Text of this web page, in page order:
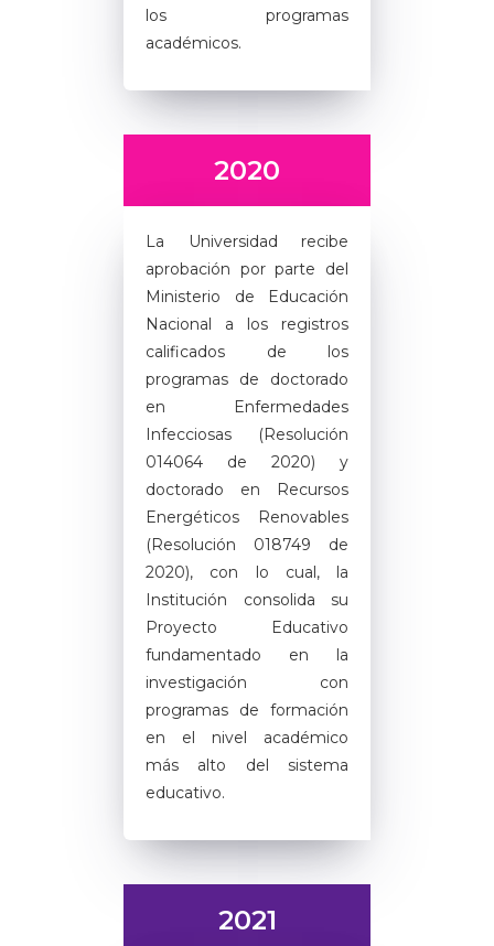
los programas
académicos.
2020
La Universidad recibe
aprobación por parte del
Ministerio de Educación
Nacional a los registros
calificados de los
programas de doctorado
en Enfermedades
Infecciosas (Resolución
014064 de 2020) y
doctorado en Recursos
Energéticos Renovables
(Resolución 018749 de
2020), con lo cual, la
Institución consolida su
Proyecto Educativo
fundamentado en la
investigación con
programas de formación
en el nivel académico
más alto del sistema
educativo.
2021